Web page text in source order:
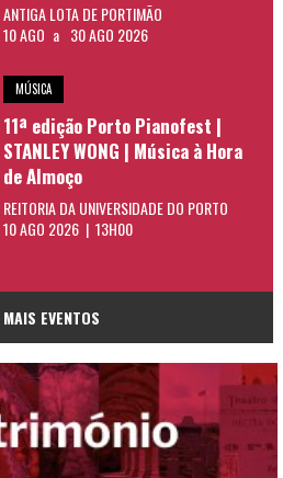
ANTIGA LOTA DE PORTIMÃO
10 AGO a 30 AGO 2026
MÚSICA
11ª edição Porto Pianofest |
STANLEY WONG | Música à Hora
de Almoço
REITORIA DA UNIVERSIDADE DO PORTO
10 AGO 2026 | 13H00
EVENTOS